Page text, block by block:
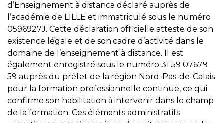
d’Enseignement à distance déclaré auprès de
l’académie de LILLE et immatriculé sous le numéro
0596927J. Cette déclaration officielle atteste de son
existence légale et de son cadre d’activité dans le
domaine de l’enseignement à distance. Il est
également enregistré sous le numéro 31 59 07679
59 auprès du préfet de la région Nord-Pas-de-Calais
pour la formation professionnelle continue, ce qui
confirme son habilitation à intervenir dans le champ
de la formation. Ces éléments administratifs